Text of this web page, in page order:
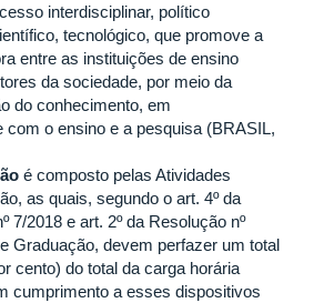
interdisciplinar, político
tecnológico, que promove a
entre as instituições de ensino
da sociedade, por meio da
do conhecimento, em
com o ensino e a pesquisa (BRASIL,
é composto pelas Atividades
as quais, segundo o art. 4º da
7/2018 e art. 2º da Resolução nº
Graduação, devem perfazer um total
cento) do total da carga horária
cumprimento a esses dispositivos